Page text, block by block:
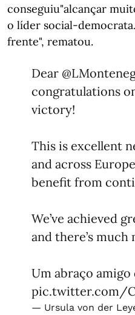
conseguiu"alcançar
o líder social-
frente", rematou.
Dear
congratulations
victory!
This is excellent
and across
benefit from
We’ve achieved
and there’s much
Um abraço amigo
pic.twitter.com/
— Ursula von der